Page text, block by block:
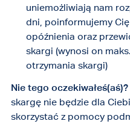
uniemożliwiają nam
dni, poinformujemy
opóźnienia oraz
skargi (wynosi on
otrzymania skargi)
Nie tego oczekiwałeś(aś)?
skargę nie będzie dla
skorzystać z pomocy